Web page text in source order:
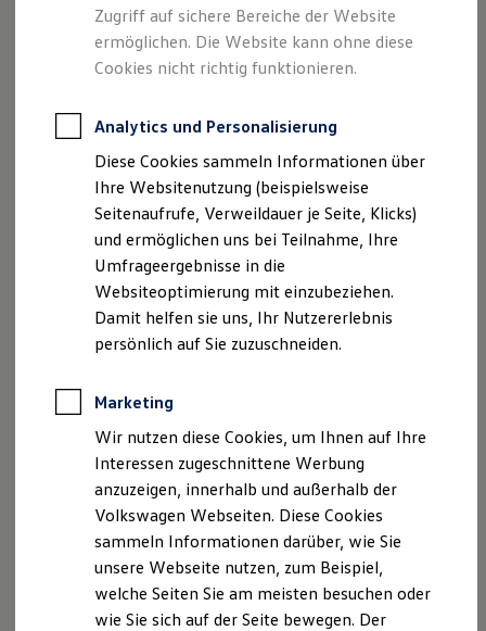
Versicherungen und Garantien
Kfz-Versicherung
Restschuldversicherungen
Garantien
Professional Class bei Volkswagen
Behörden
Direktkunden
Sonderfahrzeuge
Anpfiff zum Gewinn
Elektromobilität
Elektroautos
ID. Tutorials
Elektrofahrzeugkonzepte
ID. EVERY1
Reichweite
Rekuperation
Laden unterwegs
Laden Zuhause
Ladestationen finden
Ladezeitensimulator
Batterie
Sicherheit
Nachhaltigkeit
Technologie
Kosten und Kauf
Impressum
In der Au 4
73479 Ellwangen
Telefon: 07961/90300
Fax: 07961/9030130
E-Mail:vw-elw@koch-autogruppe.de
Geschäftsführer: Lutz Härterich, Sven Schneider
USt. ID-Nummer: DE813918697
Handelsregister: Amtsgericht Ulm
Versicherungsvermittlerregister: D-2OUY-CI16I-78
Verbraucherstreitbeilegungsgesetz (VSBG)
Wir sind zur Teilnahme an einem
Streitbeilegungsverfahren bei folgender
Verbraucherschlichtungsstelle bereit:
Allgemeine VerbraucherschlichtungsstelleDEs
Zentrums für Schlichtung e.V.
Straßburger Straße 8
77694 Kehl am Rhein
Zugriff auf sichere Bereiche der Website
ermöglichen. Die Website kann ohne diese
Cookies nicht richtig funktionieren.
Analytics und Personalisierung
Diese Cookies sammeln Informationen über
Ihre Websitenutzung (beispielsweise
Seitenaufrufe, Verweildauer je Seite, Klicks)
und ermöglichen uns bei Teilnahme, Ihre
Umfrageergebnisse in die
Websiteoptimierung mit einzubeziehen.
Damit helfen sie uns, Ihr Nutzererlebnis
persönlich auf Sie zuzuschneiden.
Marketing
Wir nutzen diese Cookies, um Ihnen auf Ihre
Interessen zugeschnittene Werbung
anzuzeigen, innerhalb und außerhalb der
Volkswagen Webseiten. Diese Cookies
sammeln Informationen darüber, wie Sie
unsere Webseite nutzen, zum Beispiel,
welche Seiten Sie am meisten besuchen oder
wie Sie sich auf der Seite bewegen. Der